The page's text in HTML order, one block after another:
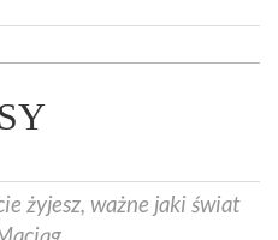
żyjesz, ważne jaki świat